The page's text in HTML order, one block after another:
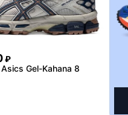
₽
Gel-Kahana 8